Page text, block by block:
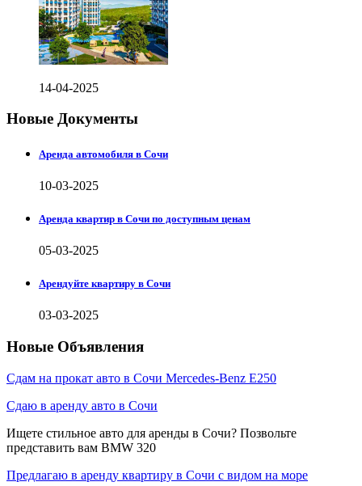
14-04-2025
Новые Документы
Аренда автомобиля в Сочи
10-03-2025
Аренда квартир в Сочи по доступным ценам
05-03-2025
Арендуйте квартиру в Сочи
03-03-2025
Новые Объявления
Сдам на прокат авто в Сочи Mercedes-Benz E250
Сдаю в аренду авто в Сочи
Ищете стильное авто для аренды в Сочи? Позвольте
представить вам BMW 320
Предлагаю в аренду квартиру в Сочи с видом на море